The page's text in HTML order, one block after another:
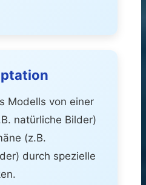
Modells von einer
natürliche Bilder)
(z.B.
durch spezielle